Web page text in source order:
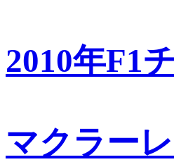
2010年F1
マクラー